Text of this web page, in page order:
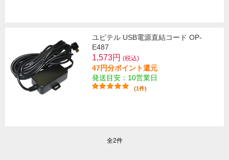
ユピテル USB電源直結コード OP-
E487
1,573円 (税込)
47円分ポイント還元
発送目安：10営業日
(1件)
全2件